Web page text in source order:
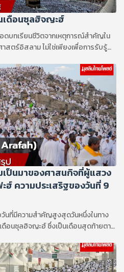
เดือนซุลฮิจญะฮ์
ดบทเรียนชีวิตจากเหตุการณ์สำคัญใน
สตร์อิสลาม ไม่ใช่เพียงเพื่อการรับรู้
อฮ์ (ซ.บ.) ทรงต้องการให้คนรุ่นหลังได้
นซุลฮิจญะฮ์ คือเดือนที่มีเหตุการณ์พลิก
สลามอย่างลึกซึ้ง
เป็นมาของศาสนกิจที่ผู้แสวง
ความประเสริฐของวันที่ 9
นที่มีความสำคัญสูงสุดวันหนึ่งในทาง
อนซุลฮิจญะฮ์ ซึ่งเป็นเดือนสุดท้ายตาม
รวมตัวกัน ณ ทุ่งอารอฟะฮ์